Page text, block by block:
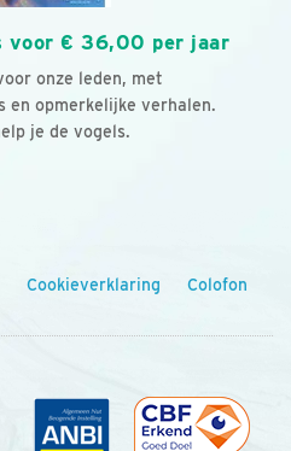
voor € 36,00 per jaar
onze leden, met
en opmerkelijke verhalen.
je de vogels.
Cookieverklaring Colofon